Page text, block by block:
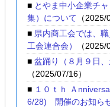
■ とやま中小企業チ
集）について （2025/
■ 県内商工会では、
工会連合会）
（2025/
■ 盆踊り（８月９日
（2025/07/16）
■ １０ｔｈ Ａ
6/28) 開催のお知ら